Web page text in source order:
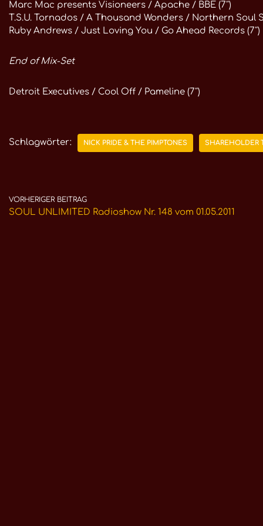
Marc Mac presents Visioneers / Apache / BBE (7″)
T.S.U. Tornados / A Thousand Wonders / Northern Soul
Ruby Andrews / Just Loving You / Go Ahead Records (7″)
End of Mix-Set
Detroit Executives / Cool Off / Pameline (7″)
Schlagwörter: NICK PRIDE & THE PIMPTONES SHAREHOLDER
VORHERIGER BEITRAG
SOUL UNLIMITED Radioshow Nr. 148 vom 01.05.2011